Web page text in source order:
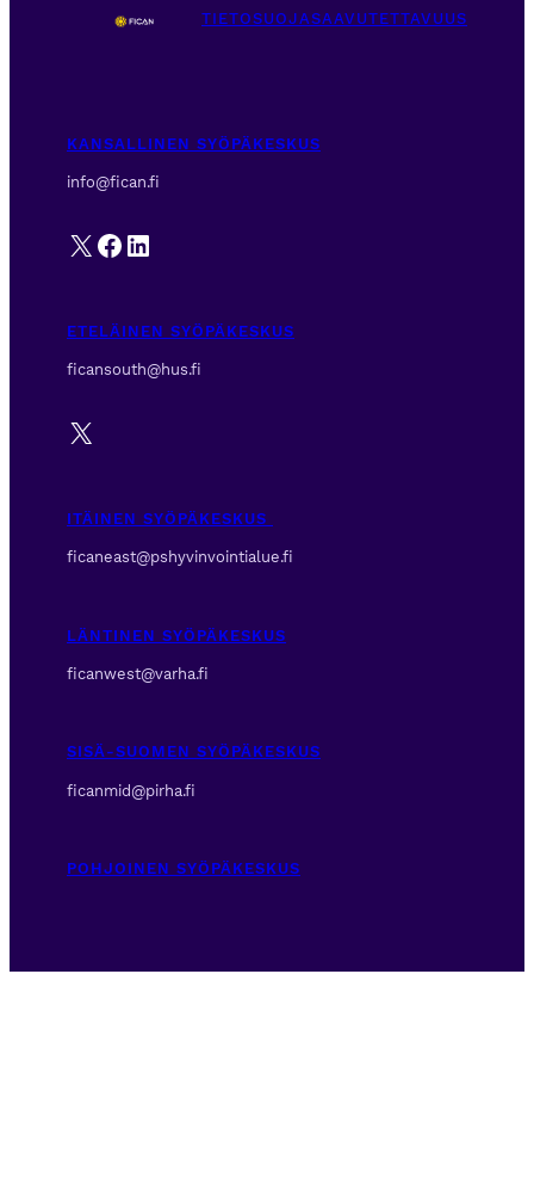
TIETOSUOJASAAVUTETTAVUUS
KANSALLINEN SYÖPÄKESKUS
info@fican.fi
X Facebook
LinkedIn
ETELÄINEN SYÖPÄKESKUS
ficansouth@hus.fi
X
ITÄINEN SYÖPÄKESKUS
ficaneast@pshyvinvointialue.fi
LÄNTINEN SYÖPÄKESKUS
ficanwest@varha.fi
SISÄ-SUOMEN SYÖPÄKESKUS
ficanmid@pirha.fi
POHJOINEN SYÖPÄKESKUS